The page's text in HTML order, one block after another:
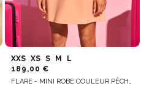
XXS XS S M
L
189,00 €
FLARE - MINI ROBE COULEUR PÊCHE AVEC COL EN V, MANCHES BOUFFANTES ET BROCHE AMOVIBLE